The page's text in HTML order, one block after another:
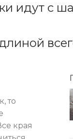
идут с
то
края